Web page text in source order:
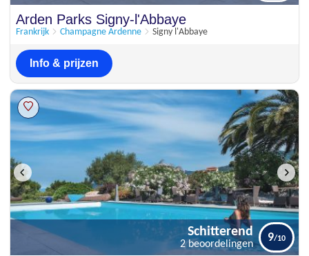
Schitterend
2 beoordelingen
Arden Parks Signy-l'Abbaye
Frankrijk Champagne Ardenne Signy l'Abbaye
Info & prijzen
Schitterend
2 beoordelingen
9